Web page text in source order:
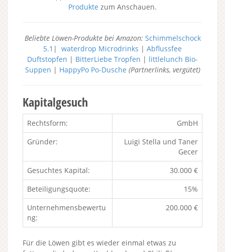
Produkte zum Anschauen.
Beliebte Löwen-Produkte bei Amazon: Schimmelschock
5.1 | waterdrop Microdrinks | Abflussfee
Duftstopfen | BitterLiebe Tropfen | littlelunch Bio-
Suppen | HappyPo Po-Dusche (Partnerlinks, vergütet)
Kapitalgesuch
Rechtsform:
GmbH
Gründer:
Luigi Stella und Taner
Gecer
Gesuchtes Kapital:
30.000 €
Beteiligungsquote:
15%
Unternehmensbewertu
ng:
200.000 €
Für die Löwen gibt es wieder einmal etwas zu